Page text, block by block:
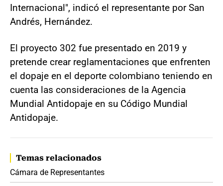
Internacional", indicó el representante por San
Andrés, Hernández.
El proyecto 302 fue presentado en 2019 y
pretende crear reglamentaciones que enfrenten
el dopaje en el deporte colombiano teniendo en
cuenta las consideraciones de la Agencia
Mundial Antidopaje en su Código Mundial
Antidopaje.
Temas relacionados
Cámara de Representantes